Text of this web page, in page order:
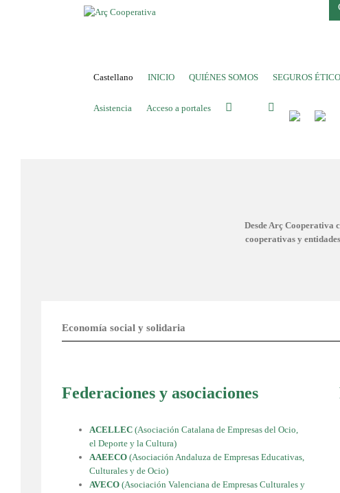
Castellano INICIO QUIÉNES SOMOS SEGUROS
Asistencia Acceso a portales
Desde Arç Cooperativa
cooperativas y
Economía social y solidaria
Federaciones y asociaciones
ACELLEC (Asociación Catalana de Empresas del Ocio,
el Deporte y la Cultura)
AAEECO (Asociación Andaluza de Empresas Educativas,
Culturales y de Ocio)
AVECO (Asociación Valenciana de Empresas Culturales y